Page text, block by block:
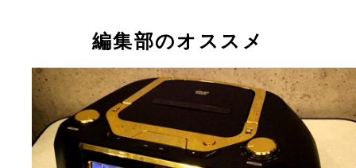
編集部のオススメ